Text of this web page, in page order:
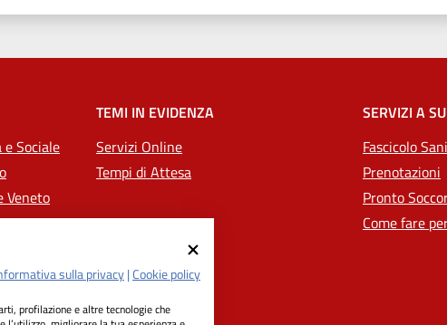
Sociale
Veneto
TEMI IN EVIDENZA
Servizi Online
Tempi di Attesa
SERVIZI A
Fascicolo
Prenotazioni
Pronto
Come fare
sulla privacy|Cookie policy
profilazione e altre tecnologie che